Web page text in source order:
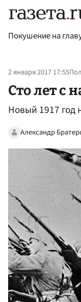
Покушение на
2 января 2017 17:55
Сто лет с
Новый 1917
Александр